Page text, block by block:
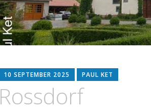
10 SEPTEMBER 2025 PAUL KET
Rossdorf